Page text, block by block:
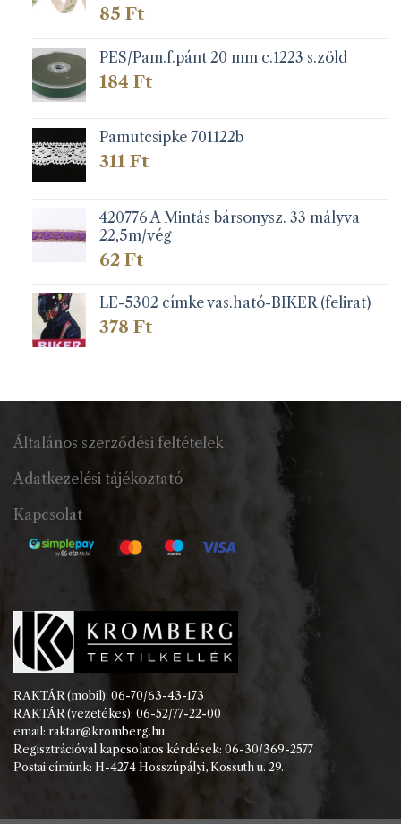
85 Ft
PES/Pam.f.pánt 20 mm c.1223 s.zöld
184 Ft
Pamutcsipke 701122b
311 Ft
420776 A Mintás bársonysz. 33 mályva
22,5m/vég
62 Ft
LE-5302 címke vas.ható-BIKER (felirat)
378 Ft
Általános szerződési feltételek
Adatkezelési tájékoztató
Kapcsolat
RAKTÁR (mobil): 06-70/63-43-173
RAKTÁR (vezetékes): 06-52/77-22-00
email: raktar@kromberg.hu
Regisztrációval kapcsolatos kérdések: 06-30/369-2577
Postai címünk: H-4274 Hosszúpályi, Kossuth u. 29.